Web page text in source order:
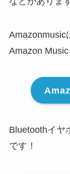
Amazonmusic
Amazon
Bluetoothイヤ
です！